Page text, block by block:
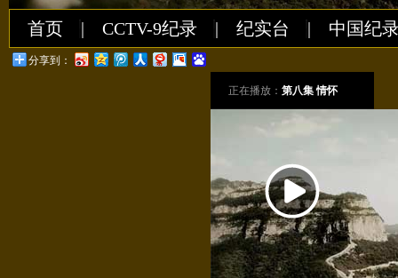
首页 | CCTV-9纪录 | 纪实台 | 中国纪
分享到：
正在播放： 第八集 情怀